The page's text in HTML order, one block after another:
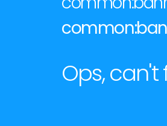
Ops,